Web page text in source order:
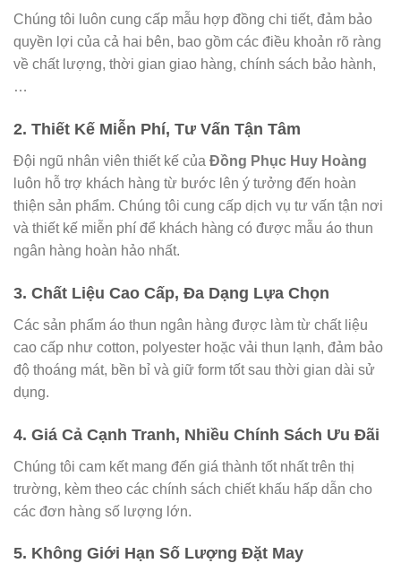
Chúng tôi luôn cung cấp mẫu hợp đồng chi tiết, đảm bảo
quyền lợi của cả hai bên, bao gồm các điều khoản rõ ràng
về chất lượng, thời gian giao hàng, chính sách bảo hành,
…
2. Thiết Kế Miễn Phí, Tư Vấn Tận Tâm
Đội ngũ nhân viên thiết kế của Đồng Phục Huy Hoàng
luôn hỗ trợ khách hàng từ bước lên ý tưởng đến hoàn
thiện sản phẩm. Chúng tôi cung cấp dịch vụ tư vấn tận nơi
và thiết kế miễn phí để khách hàng có được mẫu áo thun
ngân hàng hoàn hảo nhất.
3. Chất Liệu Cao Cấp, Đa Dạng Lựa Chọn
Các sản phẩm áo thun ngân hàng được làm từ chất liệu
cao cấp như cotton, polyester hoặc vải thun lạnh, đảm bảo
độ thoáng mát, bền bỉ và giữ form tốt sau thời gian dài sử
dụng.
4. Giá Cả Cạnh Tranh, Nhiều Chính Sách Ưu Đãi
Chúng tôi cam kết mang đến giá thành tốt nhất trên thị
trường, kèm theo các chính sách chiết khấu hấp dẫn cho
các đơn hàng số lượng lớn.
5. Không Giới Hạn Số Lượng Đặt May